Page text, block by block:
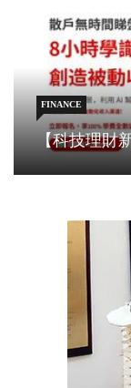
FINANCE
【科技理財